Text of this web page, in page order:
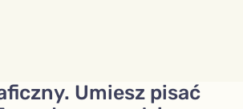
Umiesz pisać